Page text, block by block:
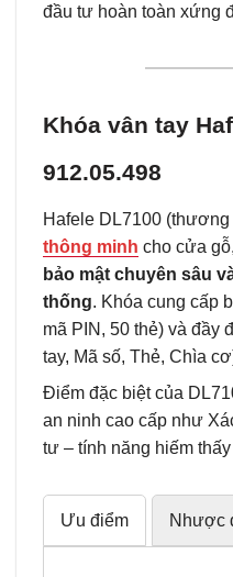
đầu tư hoàn toàn xứng
Khóa vân tay
912.05.498
Hafele DL7100
thông minh cho cửa
bảo mật chuyên sâu
thống. Khóa cung cấp
mã PIN, 50 thẻ) và đầy
tay, Mã số, Thẻ, Chìa
Điểm đặc biệt của
an ninh cao cấp như
tư – tính năng hiếm
Ưu điểm Nhược